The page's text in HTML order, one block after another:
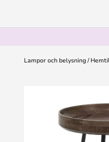
Lampor och belysning